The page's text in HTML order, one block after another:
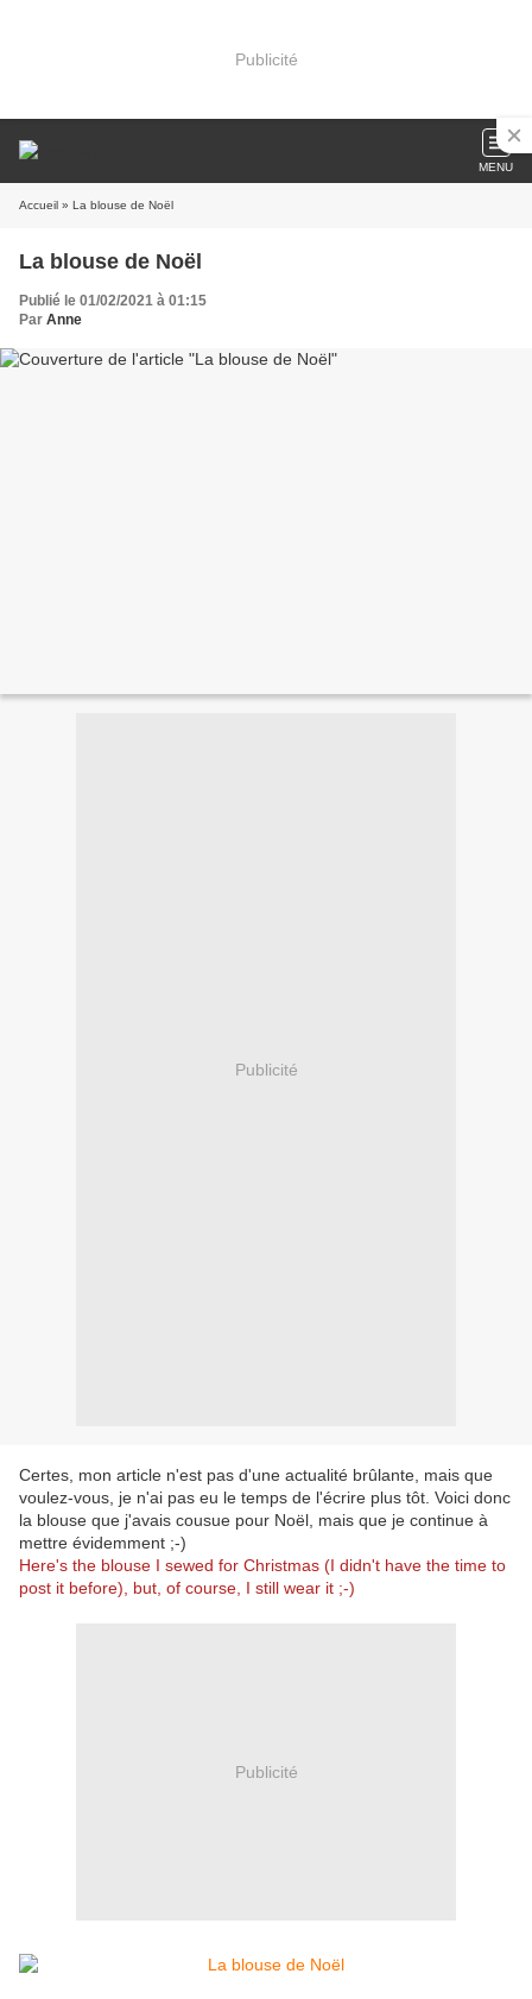
Publicité
MENU
Accueil » La blouse de Noël
La blouse de Noël
Publié le 01/02/2021 à 01:15
Par Anne
Publicité
Certes, mon article n'est pas d'une actualité brûlante, mais que
voulez-vous, je n'ai pas eu le temps de l'écrire plus tôt. Voici donc
la blouse que j'avais cousue pour Noël, mais que je continue à
mettre évidemment ;-)
Here's the blouse I sewed for Christmas (I didn't have the time to
post it before), but, of course, I still wear it ;-)
Publicité